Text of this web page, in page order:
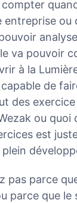
entreprise ou
va pouvoir
à la
de
des
ou
est
pas parce
parce que le